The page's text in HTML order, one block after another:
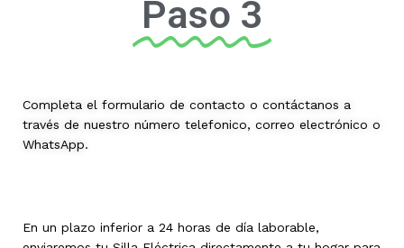
Paso 3
Completa el formulario de contacto o contáctanos a
través de nuestro número telefonico, correo electrónico o
WhatsApp.
En un plazo inferior a 24 horas de día laborable,